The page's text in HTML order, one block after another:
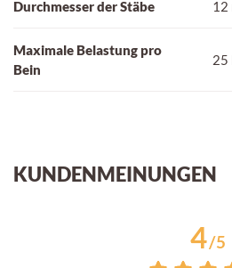
Durchmesser der Stäbe 12
Maximale Belastung pro
Bein
25
KUNDENMEINUNGEN
4/5